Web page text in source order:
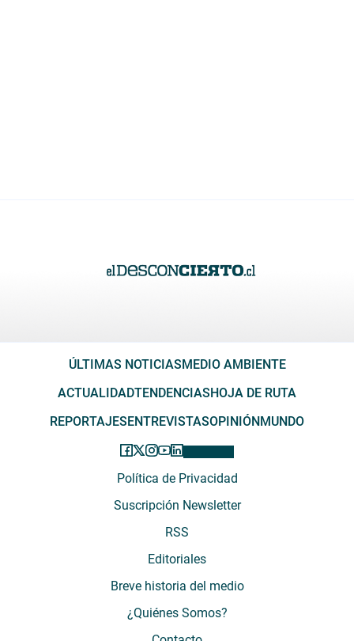
ÚLTIMAS NOTICIAS MEDIO AMBIENTE
ACTUALIDADTENDENCIAS HOJA DE RUTA
REPORTAJES ENTREVISTASOPINIÓN MUNDO
Política de Privacidad
Suscripción Newsletter
RSS
Editoriales
Breve historia del medio
¿Quiénes Somos?